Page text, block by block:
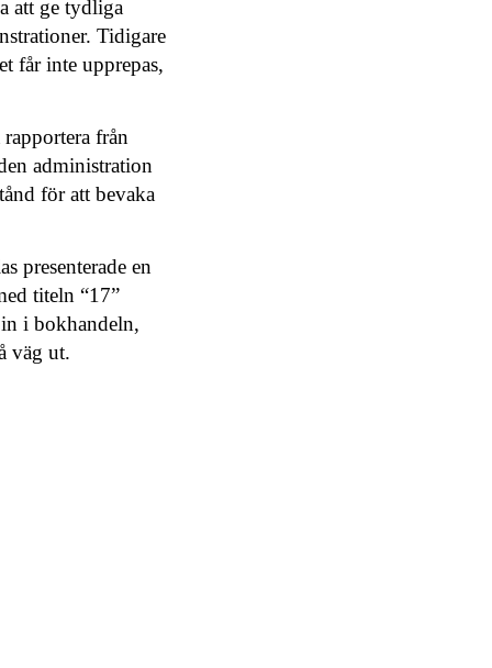
att ge tydliga
Tidigare
får inte upprepas,
från
administration
för att bevaka
presenterade en
titeln “17”
i bokhandeln,
väg ut.